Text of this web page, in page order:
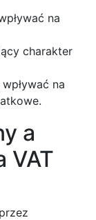
na
charakter
na
a
VAT